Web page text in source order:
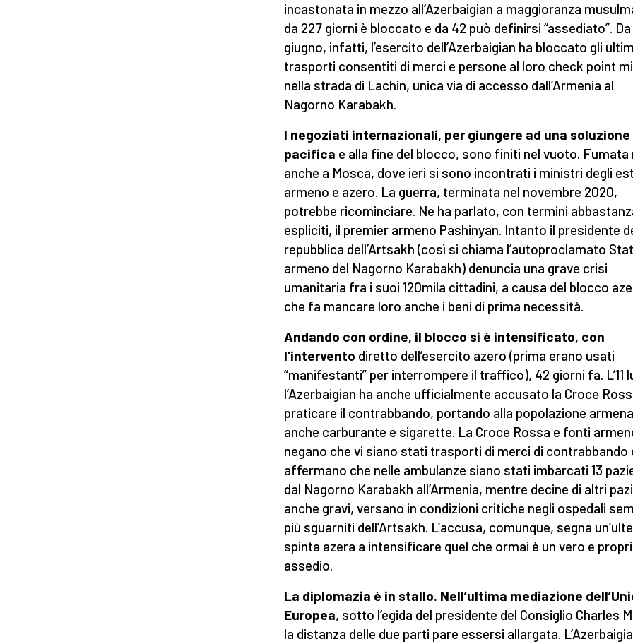
incastonata in mezzo all’Azerbaigian a maggioranza
da 227 giorni è bloccato e da 42 può definirsi “assediato”. Da
giugno, infatti, l’esercito dell’Azerbaigian ha bloccato gli
trasporti consentiti di merci e persone al loro check point
nella strada di Lachin, unica via di accesso dall’Armenia al
Nagorno Karabakh.
I negoziati internazionali, per giungere ad una soluzione
pacifica e alla fine del blocco, sono finiti nel vuoto. Fumata
anche a Mosca, dove ieri si sono incontrati i ministri degli
armeno e azero. La guerra, terminata nel novembre 2020,
potrebbe ricominciare. Ne ha parlato, con termini
espliciti, il premier armeno Pashinyan. Intanto il presidente
repubblica dell’Artsakh (così si chiama l’autoproclamato
armeno del Nagorno Karabakh) denuncia una grave crisi
umanitaria fra i suoi 120mila cittadini, a causa del blocco
che fa mancare loro anche i beni di prima necessità.
Andando con ordine, il blocco si è intensificato, con
l’intervento diretto dell’esercito azero (prima erano usati
“manifestanti” per interrompere il traffico), 42 giorni fa. L’11
l’Azerbaigian ha anche ufficialmente accusato la Croce
praticare il contrabbando, portando alla popolazione armena
anche carburante e sigarette. La Croce Rossa e fonti
negano che vi siano stati trasporti di merci di contrabbando
affermano che nelle ambulanze siano stati imbarcati 13
dal Nagorno Karabakh all’Armenia, mentre decine di altri
anche gravi, versano in condizioni critiche negli ospedali
più sguarniti dell’Artsakh. L’accusa, comunque, segna
spinta azera a intensificare quel che ormai è un vero e
assedio.
La diplomazia è in stallo. Nell’ultima mediazione
Europea, sotto l’egida del presidente del Consiglio Charles
la distanza delle due parti pare essersi allargata.